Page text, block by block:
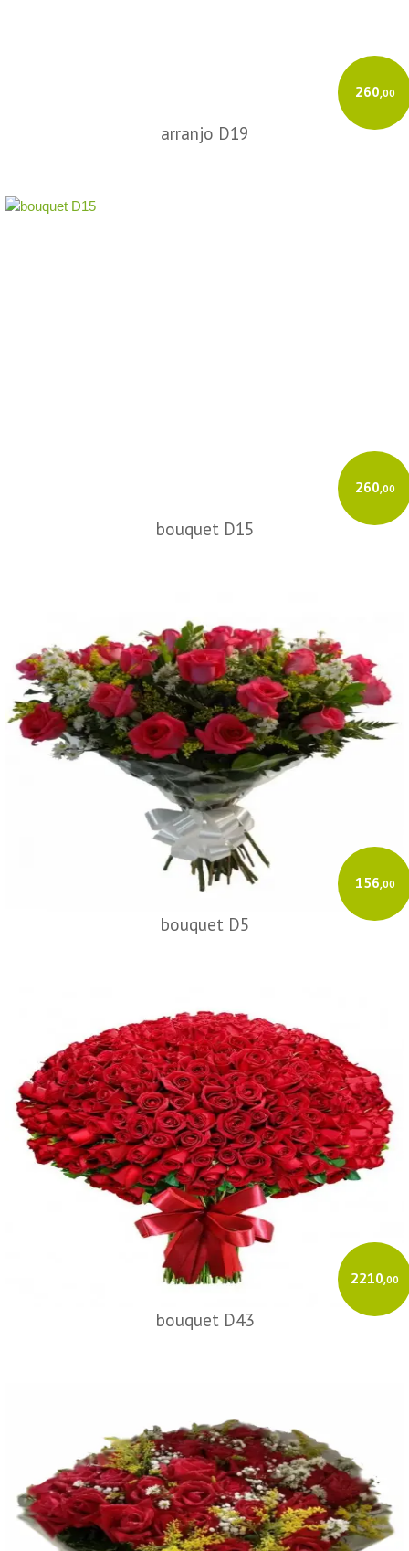
260,00
arranjo D19
260,00
bouquet D15
156,00
bouquet D5
2210,00
bouquet D43